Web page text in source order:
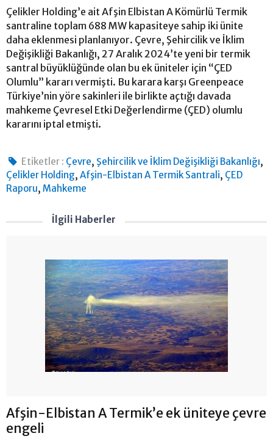
Çelikler Holding’e ait Afşin Elbistan A Kömürlü Termik
santraline toplam 688 MW kapasiteye sahip iki ünite
daha eklenmesi planlanıyor. Çevre, Şehircilik ve İklim
Değişikliği Bakanlığı, 27 Aralık 2024’te yeni bir termik
santral büyüklüğünde olan bu ek üniteler için “ÇED
Olumlu” kararı vermişti. Bu karara karşı Greenpeace
Türkiye’nin yöre sakinleri ile birlikte açtığı davada
mahkeme Çevresel Etki Değerlendirme (ÇED) olumlu
kararını iptal etmişti.
Etiketler : Çevre, Şehircilik ve İklim Değişikliği Bakanlığı,
Çelikler Holding, Afşin-Elbistan A Termik Santrali, ÇED
Raporu, Mahkeme
İlgili Haberler
Afşin-Elbistan A Termik’e ek üniteye çevre
engeli